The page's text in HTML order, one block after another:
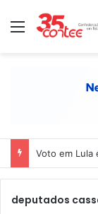
Menu
Voto em Lula
deputados